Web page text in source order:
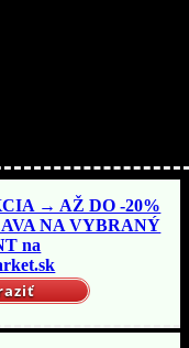
→ AŽ DO -20%
NA VYBRANÝ
na